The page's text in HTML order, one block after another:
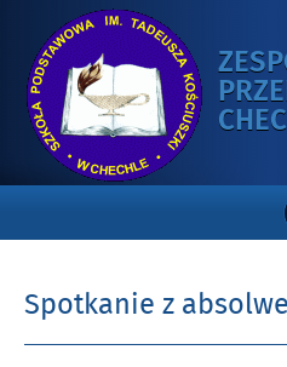
Spotkanie z